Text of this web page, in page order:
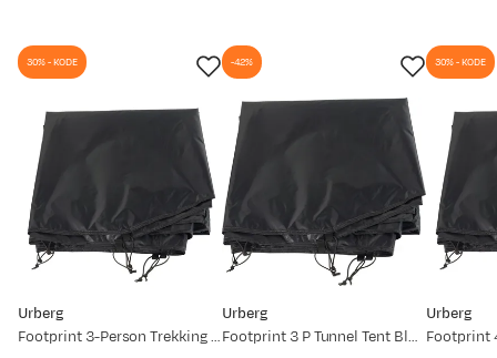
Urberg
Footprint 3-Person Trekking Tunnel Tent 2,0 Black
30% - KODE
Urberg
Footprint 3 P Tunnel Tent Black
-42%
Urberg
30% - KODE